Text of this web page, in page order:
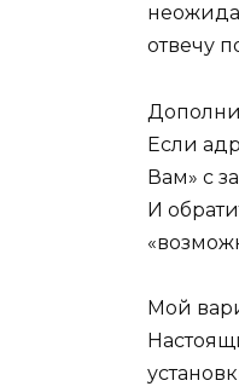
отвечу
Если
Вам» с
И
Мой